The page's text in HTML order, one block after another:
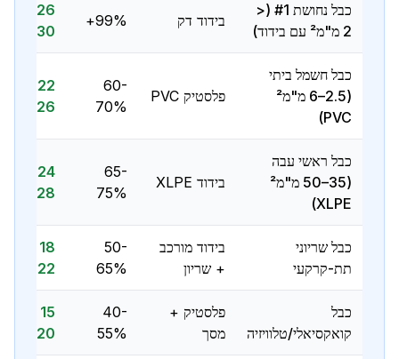
כבל נחושת #1 (<
2 מ"מ² עם בידוד)
בידוד דק 99%+
30 ₪
כבל חשמל ביתי
(2.5–6 מ"מ²
PVC)
פלסטיק PVC
60-
70%
26 ₪
כבל ראשי עבה
(35–50 מ"מ²
XLPE)
בידוד XLPE
65-
75%
28 ₪
כבל שריוני
תת-קרקעי
בידוד מורכב
+ שריון
50-
65%
22 ₪
כבל
קואקסיאלי/טלוויזיה
פלסטיק +
מסך
40-
55%
20 ₪